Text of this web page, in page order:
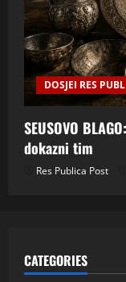
DOSJEI RES
SEUSOVO
dokazni tim
Res Publica Post
CATEGORIES